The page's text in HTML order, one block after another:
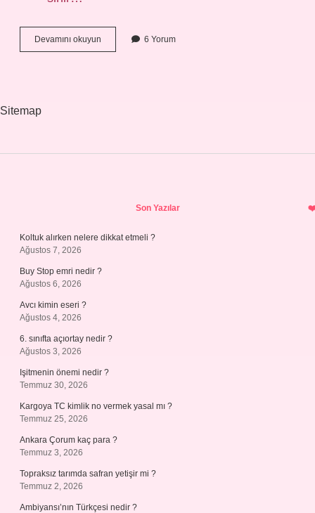
Devamını okuyun
çift
6 Yorum
Sitemap
Son Yazılar
Koltuk alırken nelere dikkat etmeli ?
Ağustos 7, 2026
Buy Stop emri nedir ?
Ağustos 6, 2026
Avcı kimin eseri ?
Ağustos 4, 2026
6. sınıfta açıortay nedir ?
Ağustos 3, 2026
Işitmenin önemi nedir ?
Temmuz 30, 2026
Kargoya TC kimlik no vermek yasal mı ?
Temmuz 25, 2026
Ankara Çorum kaç para ?
Temmuz 3, 2026
Topraksız tarımda safran yetişir mi ?
Temmuz 2, 2026
Ambiyansı’nın Türkçesi nedir ?